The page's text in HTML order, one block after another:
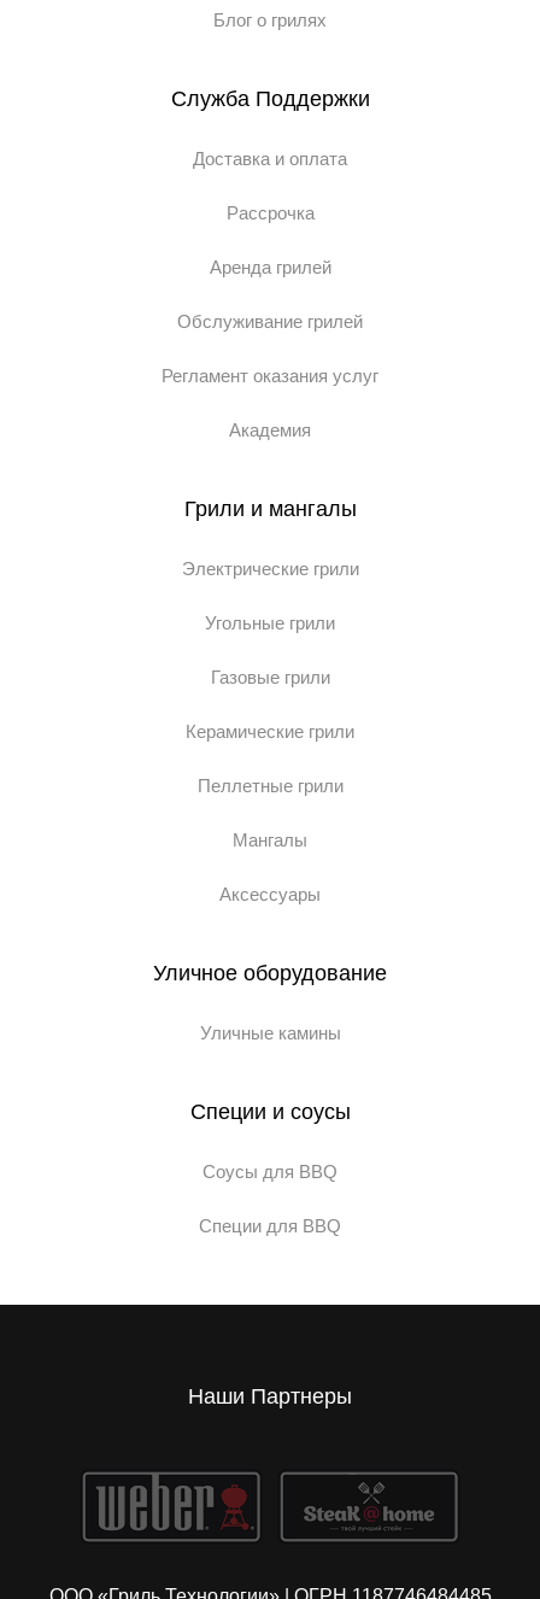
Блог о грилях
Служба Поддержки
Доставка и оплата
Рассрочка
Аренда грилей
Обслуживание грилей
Регламент оказания услуг
Академия
Грили и мангалы
Электрические грили
Угольные грили
Газовые грили
Керамические грили
Пеллетные грили
Мангалы
Аксессуары
Уличное оборудование
Уличные камины
Специи и соусы
Соусы для BBQ
Специи для BBQ
Наши Партнеры